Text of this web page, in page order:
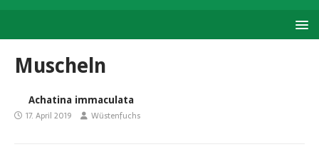
Muscheln
Achatina immaculata
17. April 2019 Wüstenfuchs